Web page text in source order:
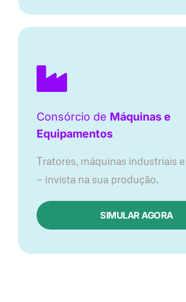
Consórcio de Máquinas e
Equipamentos
Tratores, máquinas industriais
— invista na sua produção.
SIMULAR AGORA